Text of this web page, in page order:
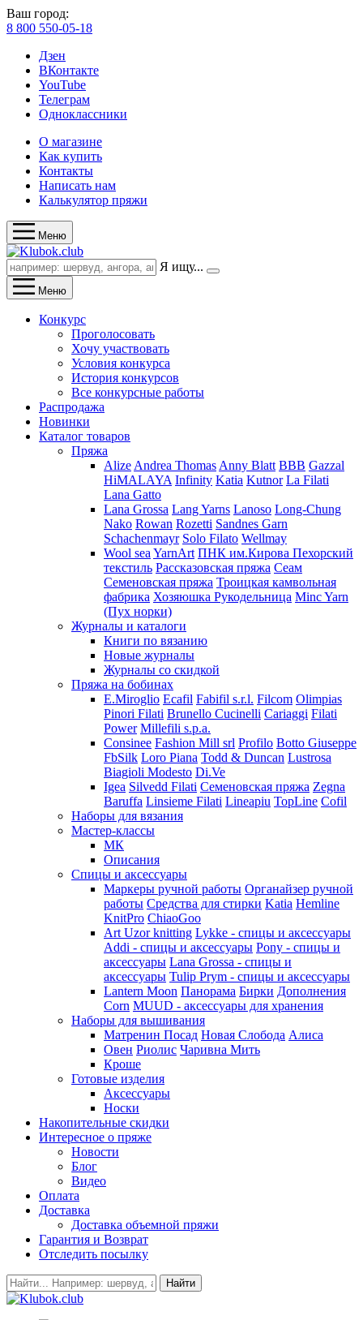
Ваш город:
8 800 550-05-18
Дзен
ВКонтакте
YouTube
Телеграм
Одноклассники
О магазине
Как купить
Контакты
Написать нам
Калькулятор пряжи
Меню
Я ищу...
Меню
Конкурс
Проголосовать
Хочу участвовать
Условия конкурса
История конкурсов
Все конкурсные работы
Распродажа
Новинки
Каталог товаров
Пряжа
Alize Andrea Thomas Anny Blatt BBB Gazzal
HiMALAYA Infinity Katia Kutnor La Filati
Lana Gatto
Lana Grossa Lang Yarns Lanoso Long-Chung
Nako Rowan Rozetti Sandnes Garn
Schachenmayr Solo Filato Wellmay
Wool sea YarnArt ПНК им.Кирова Пехорский
текстиль Рассказовская пряжа Сеам
Семеновская пряжа Троицкая камвольная
фабрика Хозяюшка Рукодельница Minc Yarn
(Пух норки)
Журналы и каталоги
Книги по вязанию
Новые журналы
Журналы со скидкой
Пряжа на бобинах
E.Miroglio Ecafil Fabifil s.r.l. Filcom Olimpias
Pinori Filati Brunello Cucinelli Cariaggi Filati
Power Millefili s.p.a.
Consinee Fashion Mill srl Profilo Botto Giuseppe
FbSilk Loro Piana Todd & Duncan Lustrosa
Biagioli Modesto Di.Ve
Igea Silvedd Filati Семеновская пряжа Zegna
Baruffa Linsieme Filati Lineapiu TopLine Cofil
Наборы для вязания
Мастер-классы
МК
Описания
Спицы и аксессуары
Маркеры ручной работы Органайзер ручной
работы Средства для стирки Katia Hemline
KnitPro ChiaoGoo
Art Uzor knitting Lykke - спицы и аксессуары
Addi - спицы и аксессуары Pony - спицы и
аксессуары Lana Grossa - спицы и
аксессуары Tulip Prym - спицы и аксессуары
Lantern Moon Панорама Бирки Дополнения
Corn MUUD - аксессуары для хранения
Наборы для вышивания
Матренин Посад Новая Слобода Алиса
Овен Риолис Чаривна Мить
Кроше
Готовые изделия
Аксессуары
Носки
Накопительные скидки
Интересное о пряже
Новости
Блог
Видео
Оплата
Доставка
Доставка объемной пряжи
Гарантия и Возврат
Отследить посылку
Найти